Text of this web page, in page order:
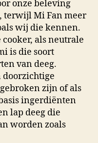
onze beleving
terwijl Mi Fan meer
wij die kennen.
als neutrale
is die soort
van deeg.
zijn of als
ingerdiënten
lap deeg die
worden zoals